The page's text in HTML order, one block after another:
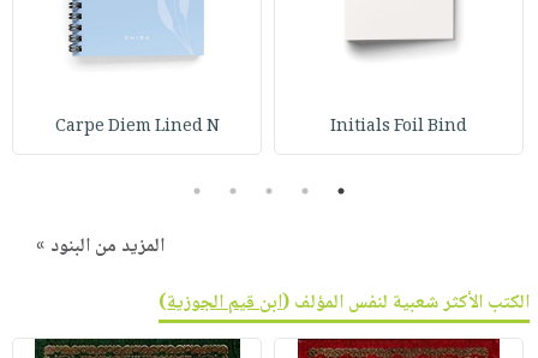
Initials Foil Bind
Carpe Diem Lined N
1
2
3
4
5
المزيد من البنود »
الكتب الأكثر شعبية لنفس المؤلف (ابن قيم الجوزية)